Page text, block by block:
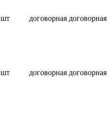
шт договорная договорная
шт договорная договорная